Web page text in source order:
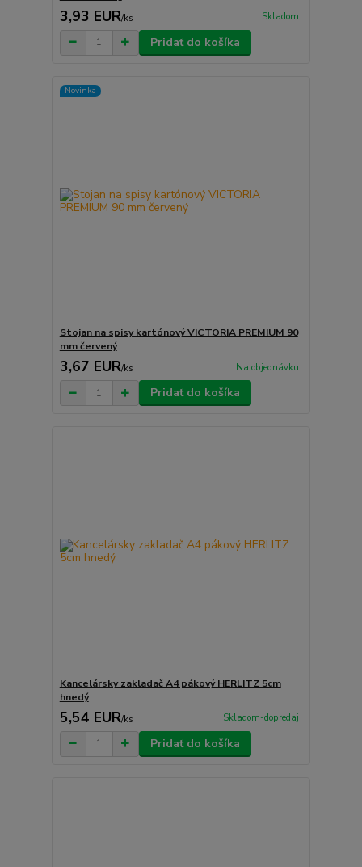
3,93 EUR/ks Skladom
Pridať do košíka
Novinka
Stojan na spisy kartónový VICTORIA PREMIUM 90
mm červený
3,67 EUR/ks Na objednávku
Pridať do košíka
Kancelársky zakladač A4 pákový HERLITZ 5cm
hnedý
5,54 EUR/ks Skladom-dopredaj
Pridať do košíka